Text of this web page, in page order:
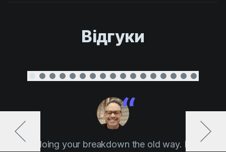
Відгуки
“ Stop doing your breakdown the old way. If Elon